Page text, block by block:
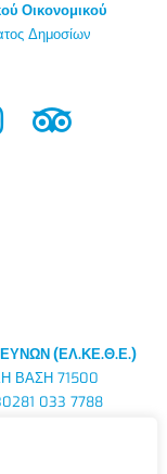
Οικονομικού
Δημοσίων
(ΕΛ.ΚΕ.Θ.Ε.)
ΒΑΣΗ 71500
033 7788